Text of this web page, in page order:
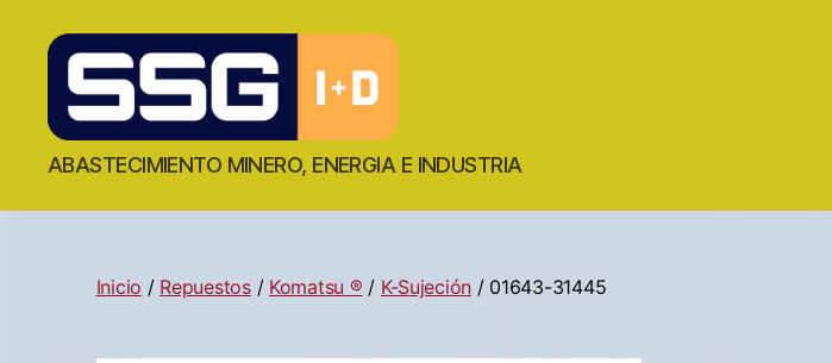
ABASTECIMIENTO MINERO, ENERGIA E INDUSTRIA
Inicio / Repuestos/ Komatsu ® / K-Sujeción / 01643-31445